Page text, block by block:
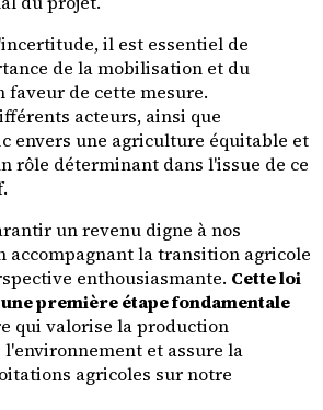
il est essentiel de
de la mobilisation et du
faveur de cette mesure.
acteurs, ainsi que
envers une agriculture équitable et
rôle déterminant dans l'issue de ce
un revenu digne à nos
accompagnant la transition agricole
enthousiasmante. Cette loi
première étape fondamentale
qui valorise la production
et assure la
agricoles sur notre